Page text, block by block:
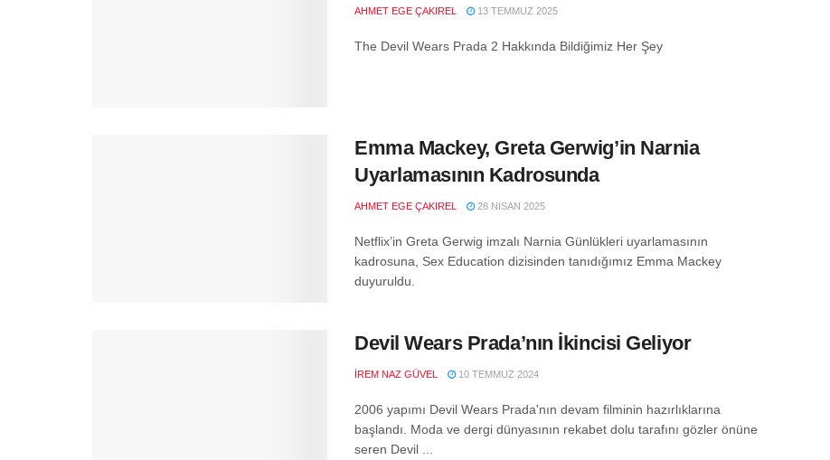
AHMET EGE ÇAKIREL 13 TEMMUZ 2025
The Devil Wears Prada 2 Hakkında Bildiğimiz Her Şey
Emma Mackey, Greta Gerwig’in Narnia
Uyarlamasının Kadrosunda
AHMET EGE ÇAKIREL 28 NISAN 2025
Netflix’in Greta Gerwig imzalı Narnia Günlükleri uyarlamasının
kadrosuna, Sex Education dizisinden tanıdığımız Emma Mackey
duyuruldu.
Devil Wears Prada’nın İkincisi Geliyor
İREM NAZ GÜVEL 10 TEMMUZ 2024
2006 yapımı Devil Wears Prada'nın devam filminin hazırlıklarına
başlandı. Moda ve dergi dünyasının rekabet dolu tarafını gözler önüne
seren Devil ...